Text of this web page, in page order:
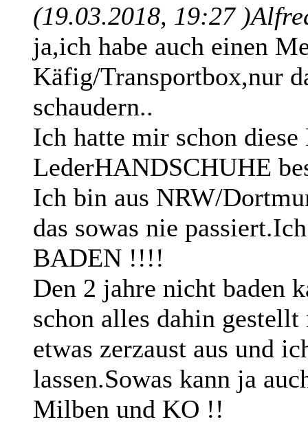
(19.03.2018, 19:27 )
ja,ich habe auch einen
Käfig/Transportbox,nur
schaudern..
Ich hatte mir schon diese
LederHANDSCHUHE
Ich bin aus NRW/
das sowas nie
BADEN !!!!
Den 2 jahre nicht baden
schon alles dahin
etwas zerzaust aus und
lassen.Sowas kann ja
Milben und KO !!